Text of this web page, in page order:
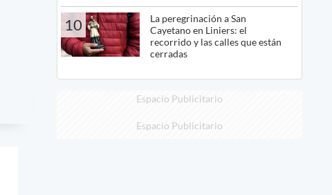
10
La peregrinación a San
Cayetano en Liniers: el
recorrido y las calles que están
cerradas
Espacio Publicitario
Espacio Publicitario